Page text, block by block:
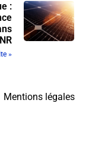
:
»
Mentions légales